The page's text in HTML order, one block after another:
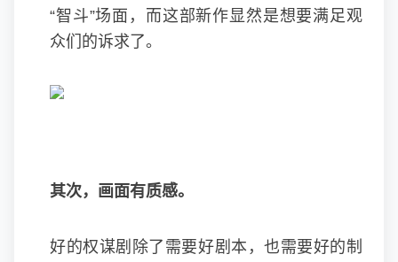
“智斗”场面，而这部新作显然是想要满足观
众们的诉求了。
其次，画面有质感。
好的权谋剧除了需要好剧本，也需要好的制